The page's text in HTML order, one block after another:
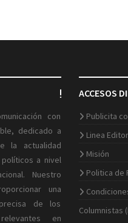
con
dedicado a
la actualidad
a nivel
Nuestro
una
de los
en
ACCESOS
Publicita
Linea
Misión
Politica de
Columnistas